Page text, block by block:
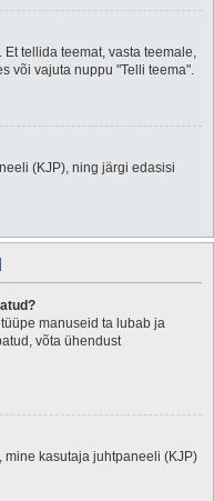
tellida teemat, vasta teemale,
või vajuta nuppu "Telli teema".
(KJP), ning järgi edasisi
manuseid ta lubab ja
võta ühendust
mine kasutaja juhtpaneeli (KJP)